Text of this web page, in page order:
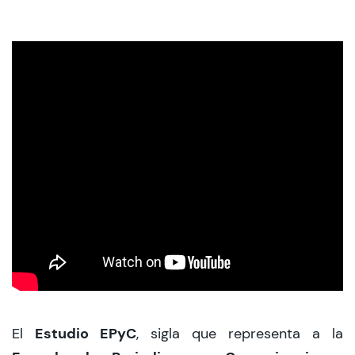
El Estudio EPyC, sigla que representa a la